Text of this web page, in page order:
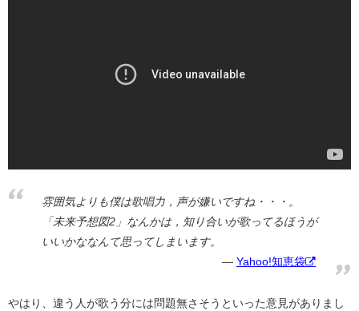
雰囲気よりも僕は歌唱力，声が嫌いですね・・・。
「未来予想図2」なんかは，知り合いが歌ってるほうが
いいかななんて思ってしまいます。
Yahoo!知恵袋
やはり、違う人が歌う分には問題無さそうといった意見がありまし